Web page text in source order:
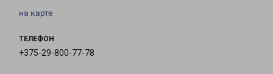
на карте
ТЕЛЕФОН
+375-29-800-77-78